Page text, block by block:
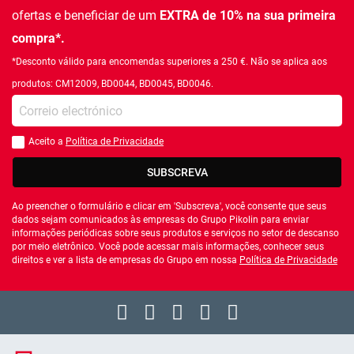
ofertas e beneficiar de um EXTRA de 10% na sua primeira
compra*.
*Desconto válido para encomendas superiores a 250 €. Não se aplica aos
produtos: CM12009, BD0044, BD0045, BD0046.
Introduza o seu email
Você deve aceitar a política de privacidade
Aceito a Política de Privacidade
SUBSCREVA
Ao preencher o formulário e clicar em 'Subscreva', você consente que seus
dados sejam comunicados às empresas do Grupo Pikolin para enviar
informações periódicas sobre seus produtos e serviços no setor de descanso
por meio eletrônico. Você pode acessar mais informações, conhecer seus
direitos e ver a lista de empresas do Grupo em nossa Política de Privacidade